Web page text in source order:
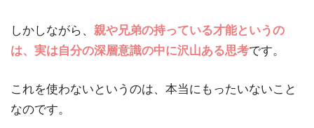
しかしながら、 親や兄弟の持っている才能というの
は、実は自分の深層意識の中に沢山ある思考です。
これを使わないというのは、本当にもったいないこと
なのです。